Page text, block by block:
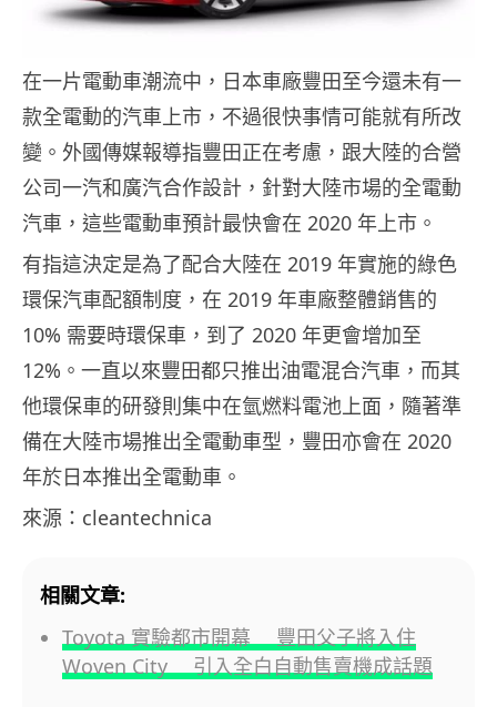
在一片電動車潮流中，日本車廠豐田至今還未有一
款全電動的汽車上市，不過很快事情可能就有所改
變。外國傳媒報導指豐田正在考慮，跟大陸的合營
公司一汽和廣汽合作設計，針對大陸市場的全電動
汽車，這些電動車預計最快會在 2020 年上市。
有指這決定是為了配合大陸在 2019 年實施的綠色
環保汽車配額制度，在 2019 年車廠整體銷售的
10% 需要時環保車，到了 2020 年更會增加至
12%。一直以來豐田都只推出油電混合汽車，而其
他環保車的研發則集中在氫燃料電池上面，隨著準
備在大陸市場推出全電動車型，豐田亦會在 2020
年於日本推出全電動車。
來源：cleantechnica
相關文章:
Toyota 實驗都市開幕 豐田父子將入住
Woven City 引入全白自動售賣機成話題